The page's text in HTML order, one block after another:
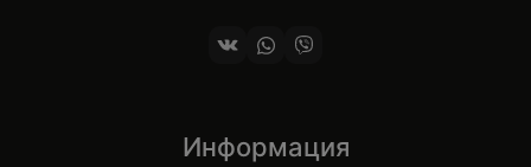
Информация